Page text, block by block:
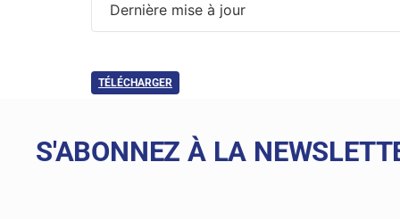
Dernière mise à jour
TÉLÉCHARGER
S'ABONNEZ À LA